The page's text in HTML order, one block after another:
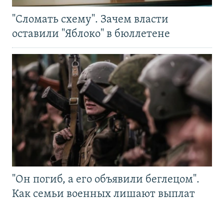
"Сломать схему". Зачем власти
оставили "Яблоко" в бюллетене
"Он погиб, а его объявили беглецом".
Как семьи военных лишают выплат